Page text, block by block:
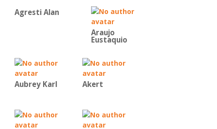
Agresti Alan
Araujo
Eustaquio
Aubrey Karl Akert